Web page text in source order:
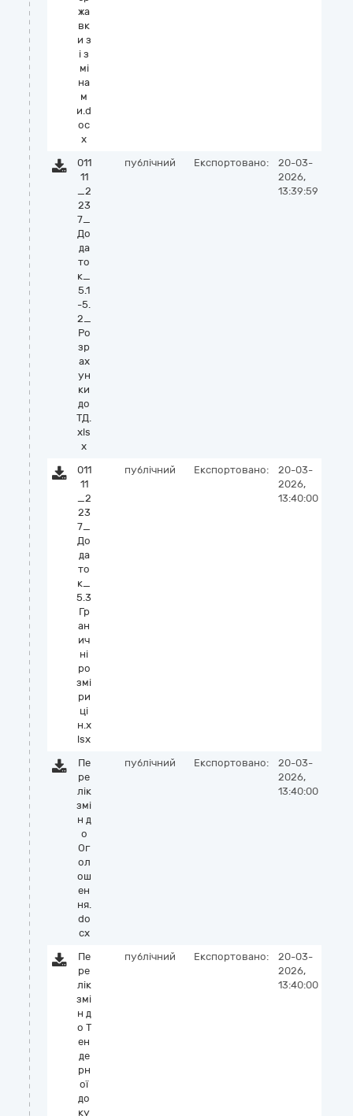
жа
вк
и з
і з
мі
на
м
и.d
oc
x
011
11
_2
23
7_
До
да
то
к_
5.1
-5.
2_
Ро
зр
ах
ун
ки
до
ТД.
xls
x
публічний Експортовано:
20-03-
2026,
13:39:59
011
11
_2
23
7_
До
да
то
к_
5.3
Гр
ан
ич
ні
ро
змі
ри
ці
н.x
lsx
публічний Експортовано:
20-03-
2026,
13:40:00
Пе
ре
лік
змі
н д
о
Ог
ол
ош
ен
ня.
do
cx
публічний Експортовано:
20-03-
2026,
13:40:00
Пе
ре
лік
змі
н д
о Т
ен
де
рн
ої
до
ку
публічний Експортовано:
20-03-
2026,
13:40:00